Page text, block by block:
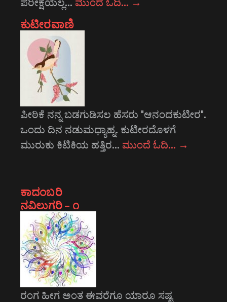
ಕುಟೀರವಾಣಿ
ಪೀಠಿಕೆ ನನ್ನ ಬಡಗುಡಿಸಲ ಹೆಸರು "ಆನಂದಕುಟೀರ".
ಒಂದು ದಿನ ನಡುಮಧ್ಯಾಹ್ನ. ಕುಟೀರದೊಳಗೆ
ಮುರುಕು ಕಿಟಿಕಿಯ ಹತ್ತಿರ… ಮುಂದೆ ಓದಿ… →
ಕಾದಂಬರಿ
ನವಿಲುಗರಿ – ೧
ರಂಗ ಹೀಗ ಅಂತ ಈವರೆಗೂ ಯಾರೂ ಸಷ್ಟ